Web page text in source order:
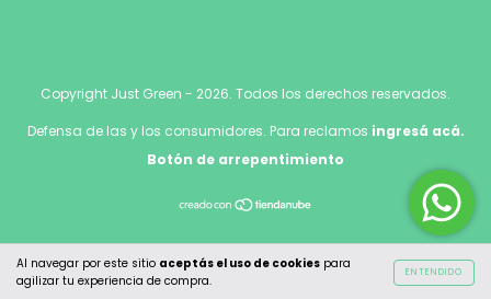
Al navegar por este sitio aceptás el uso de cookies para
agilizar tu experiencia de compra.
ENTENDIDO
Copyright Just Green - 2026. Todos los derechos reservados.
Defensa de las y los consumidores. Para reclamos ingresá acá.
Botón de arrepentimiento